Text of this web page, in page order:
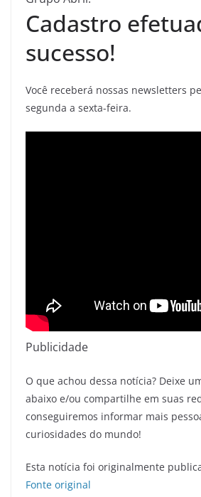
Cadastro
sucesso!
Você receberá nossas newsletters
segunda a sexta-feira.
Publicidade
O que achou dessa notícia? Deixe
abaixo e/ou compartilhe em suas
conseguiremos informar mais
curiosidades do mundo!
Esta notícia foi originalmente
Fonte original